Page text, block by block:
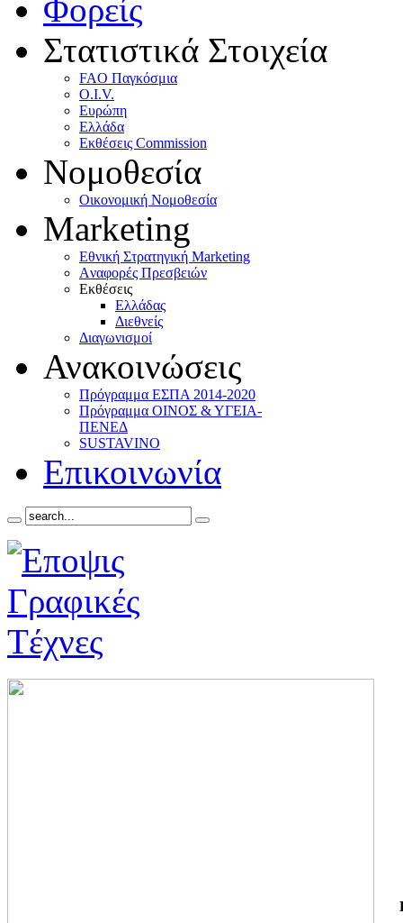
Φορείς
Στατιστικά Στοιχεία
FAO Παγκόσμια
O.I.V.
Ευρώπη
Ελλάδα
Eκθέσεις Commission
Νομοθεσία
Οικονομική Νομοθεσία
Marketing
Eθνική Στρατηγική Marketing
Aναφορές Πρεσβειών
Eκθέσεις
Eλλάδας
Διεθνείς
Διαγωνισμοί
Ανακοινώσεις
Πρόγραμμα ΕΣΠΑ 2014-2020
Πρόγραμμα ΟΙΝΟΣ & ΥΓΕΙΑ-
ΠΕΝΕΔ
SUSTAVINO
Επικοινωνία